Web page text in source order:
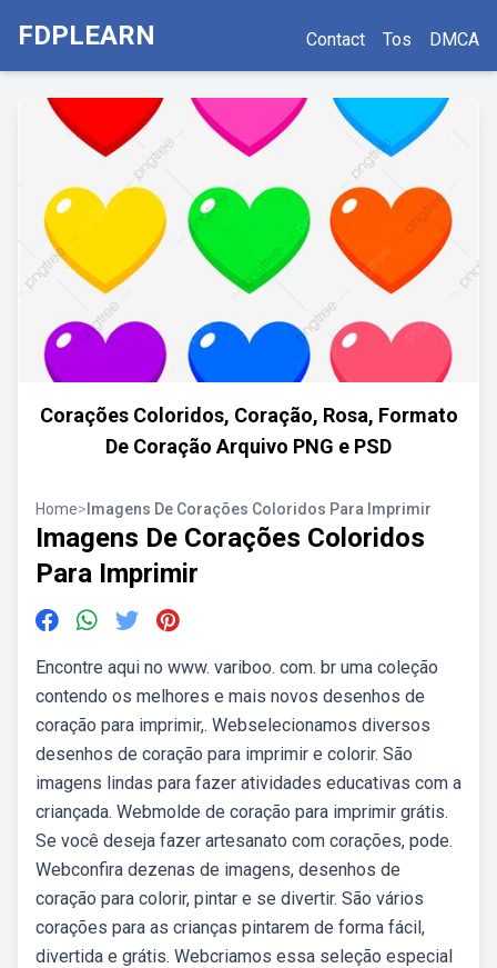
FDPLEARN Contact Tos DMCA
Corações Coloridos, Coração, Rosa, Formato
De Coração Arquivo PNG e PSD
Home> Imagens De Corações Coloridos Para Imprimir
Imagens De Corações Coloridos
Para Imprimir
Encontre aqui no www. variboo. com. br uma coleção
contendo os melhores e mais novos desenhos de
coração para imprimir,. Webselecionamos diversos
desenhos de coração para imprimir e colorir. São
imagens lindas para fazer atividades educativas com a
criançada. Webmolde de coração para imprimir grátis.
Se você deseja fazer artesanato com corações, pode.
Webconfira dezenas de imagens, desenhos de
coração para colorir, pintar e se divertir. São vários
corações para as crianças pintarem de forma fácil,
divertida e grátis. Webcriamos essa seleção especial